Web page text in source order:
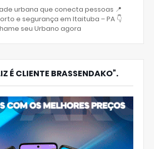
urbana que conecta pessoas 📍
e segurança em Itaituba – PA 👇
seu Urbano agora
É CLIENTE BRASSENDAKO”.